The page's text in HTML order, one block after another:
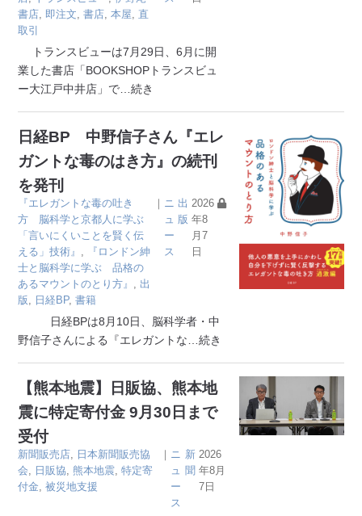
書店 即注文 ,書店 ,本屋
直
取引
トランスビューは7月29日、6月に開
業した書店「BOOKSHOPトランスビュ
ー大江戸中井店」で …続き
日経BP 中野信子さん『エレ
ガントな毒のはき方』の続刊
を発刊
『エレガントな毒の吐き
方 脳科学と京都人に学ぶ
「言いにくいことを賢く伝
える」技術』
『ロンドン紳
士と脳科学に学ぶ 品格の
あるマウントのとり方』
出
版
日経BP,書籍
｜ ニ
ュ
ー
ス
出
版
2026
年8
月7
日
日経BPは8月10日、脳科学者・中
野信子さんによる『エレガントな …続き
【熊本地震】日販協、熊本地
震に特定寄付金 9月30日まで
受付
新聞販売店
日本新聞販売協
会
日販協 熊本地震 ,特定寄
付金 ,被災地支援
｜ ニ
ュ
ー
ス
新
聞
2026
年8月
7日